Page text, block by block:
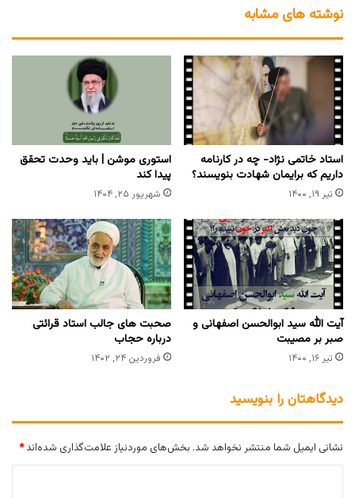
نوشته های مشابه
استاد خاتمی نژاد- چه در کارنامه
داریم که برایمان شهادت بنویسند؟
تیر ۱۹, ۱۴۰۰
استوری موشن | باید وحدت تحقق
پیدا کند
شهریور ۲۵, ۱۴۰۴
آیت الله سید ابوالحسن اصفهانی و
صبر بر مصیبت
تیر ۱۶, ۱۴۰۰
صحبت های جالب استاد قرائتی
درباره حجاب
فروردین ۲۴, ۱۴۰۲
دیدگاهتان را بنویسید
نشانی ایمیل شما منتشر نخواهد شد. بخش‌های موردنیاز علامت‌گذاری شده‌اند*